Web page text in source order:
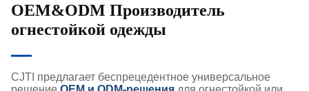
OEM&ODM Производитель
огнестойкой одежды
CJTI предлагает беспрецедентное универсальное